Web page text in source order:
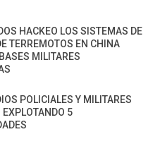
HACKEO LOS SISTEMAS DE
TERREMOTOS EN CHINA
MILITARES
POLICIALES Y MILITARES
EXPLOTANDO 5